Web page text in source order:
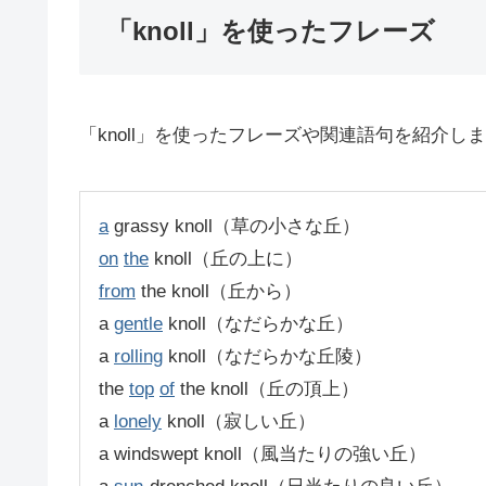
「knoll」を使ったフレーズ
「knoll」を使ったフレーズや関連語句を紹介し
agrassy knoll（草の小さな丘）
on the knoll（丘の上に）
from the knoll（丘から）
a gentle knoll（なだらかな丘）
a rolling knoll（なだらかな丘陵）
the top of the knoll（丘の頂上）
a lonely knoll（寂しい丘）
a windswept knoll（風当たりの強い丘）